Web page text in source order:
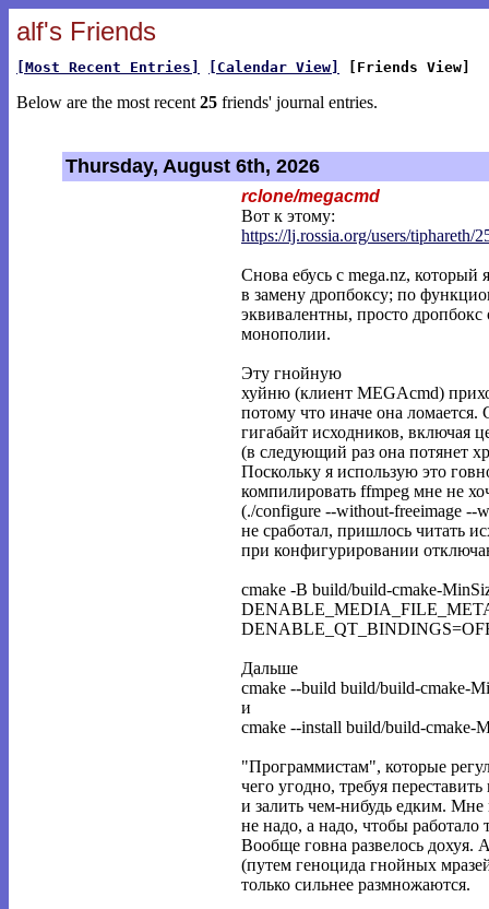
alf's Friends
[Most Recent Entries] [Calendar View] [Friends View]
Below are the most recent 25 friends' journal entries.
Thursday, August 6th, 2026
rclone/megacmd
Вот к этому:
https://lj.rossia.org/users/tiphareth/2
Снова ебусь с mega.nz, который
в замену дропбоксу; по
эквивалентны, просто дропбокс
монополии.
Эту гнойную
хуйню (клиент MEGAcmd)
потому что иначе она ломается.
гигабайт исходников, включая
(в следующий раз она потянет
Поскольку я использую это
компилировать ffmpeg мне не
(./configure --without-freeimage --
не сработал, пришлось читать
при конфигурировании
cmake -B build/build-cmake-
Дальше
cmake --build build/build-cmake-
и
cmake --install build/build-cmake-
"Программистам", которые
чего угодно, требуя
и залить чем-нибудь едким.
не надо, а надо, чтобы работало
Вообще говна развелось дохуя.
(путем геноцида гнойных
только сильнее размножаются.